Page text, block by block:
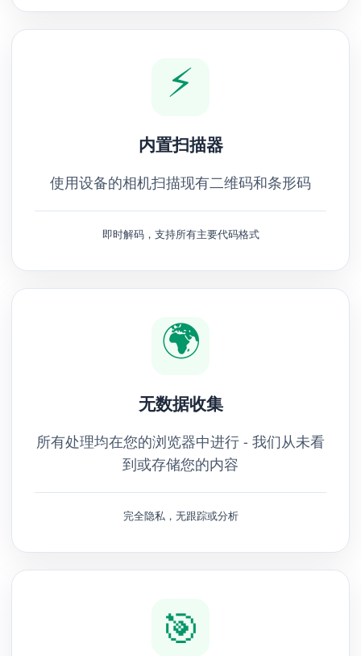
⚡
内置扫描器
使用设备的相机扫描现有二维码和条形码
即时解码，支持所有主要代码格式
🌍
无数据收集
所有处理均在您的浏览器中进行 - 我们从未看
到或存储您的内容
完全隐私，无跟踪或分析
🎯